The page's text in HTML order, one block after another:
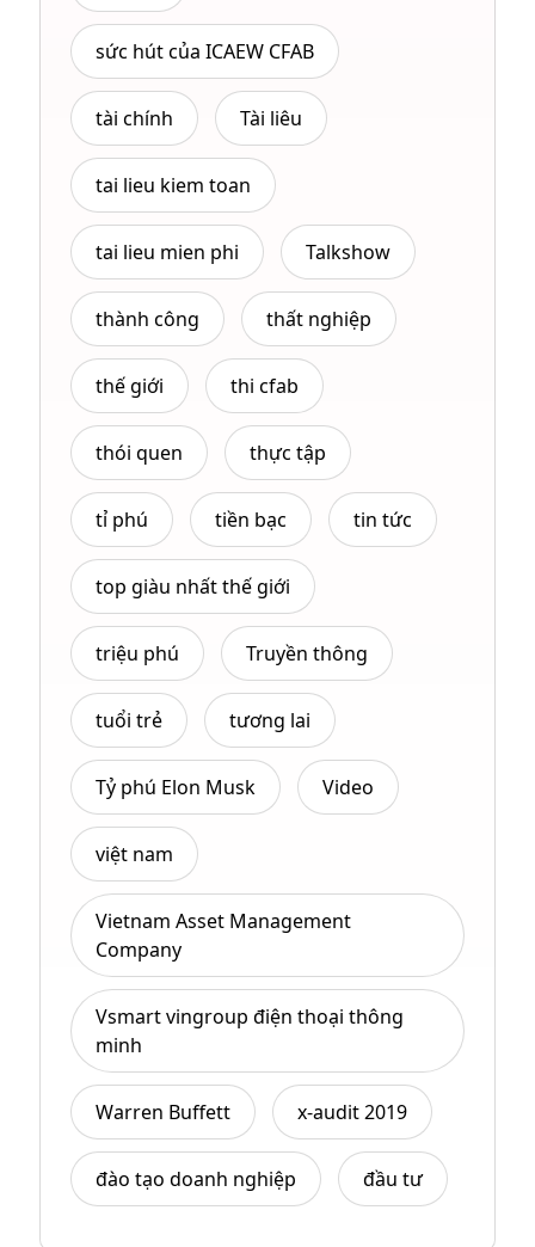
sức hút của ICAEW CFAB
tài chính Tài liêu
tai lieu kiem toan
tai lieu mien phi Talkshow
thành công thất nghiệp
thế giới thi cfab
thói quen thực tập
tỉ phú tiền bạc tin tức
top giàu nhất thế giới
triệu phú Truyền thông
tuổi trẻ tương lai
Tỷ phú Elon Musk Video
việt nam
Vietnam Asset Management
Company
Vsmart vingroup điện thoại thông
minh
Warren Buffett x-audit 2019
đào tạo doanh nghiệp đầu tư